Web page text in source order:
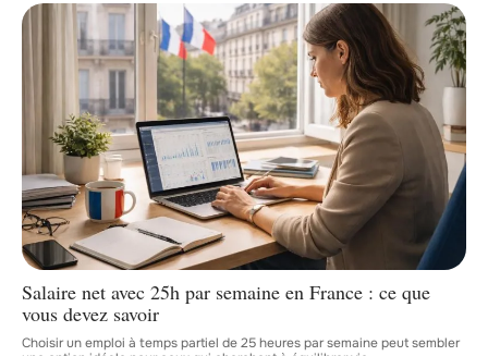
Salaire net avec 25h par semaine en France : ce que
vous devez savoir
Choisir un emploi à temps partiel de 25 heures par semaine peut sembler